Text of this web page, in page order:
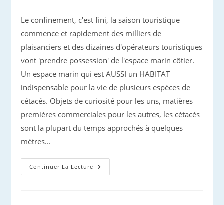
Le confinement, c'est fini, la saison touristique
commence et rapidement des milliers de
plaisanciers et des dizaines d'opérateurs touristiques
vont 'prendre possession' de l'espace marin côtier.
Un espace marin qui est AUSSI un HABITAT
indispensable pour la vie de plusieurs espèces de
cétacés. Objets de curiosité pour les uns, matières
premières commerciales pour les autres, les cétacés
sont la plupart du temps approchés à quelques
mètres...
Continuer La Lecture Protection
Des